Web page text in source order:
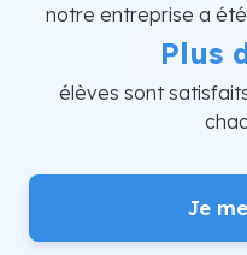
notre entreprise a
Plus
élèves sont
Je